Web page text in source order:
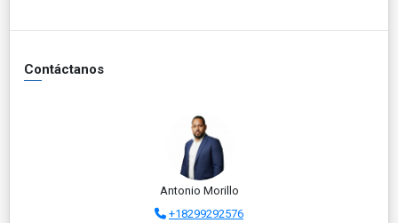
Contáctanos
Antonio Morillo
+18299292576